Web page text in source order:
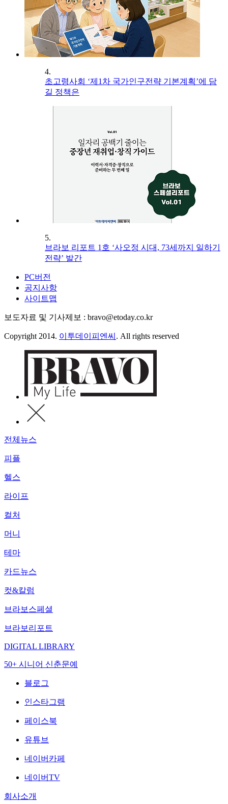
4.
초고령사회 ‘제1차 국가인구전략 기본계획’에 담
길 정책은
5.
브라보 리포트 1호 ‘사오정 시대, 73세까지 일하기
전략’ 발간
PC버전
공지사항
사이트맵
보도자료 및 기사제보 : bravo@etoday.co.kr
Copyright 2014. 이투데이피엔씨 . All rights reserved
전체뉴스
피플
헬스
라이프
컬처
머니
테마
카드뉴스
컷&칼럼
브라보스페셜
브라보리포트
DIGITAL LIBRARY
50+ 시니어 신춘문예
블로그
인스타그램
페이스북
유튜브
네이버카페
네이버TV
회사소개